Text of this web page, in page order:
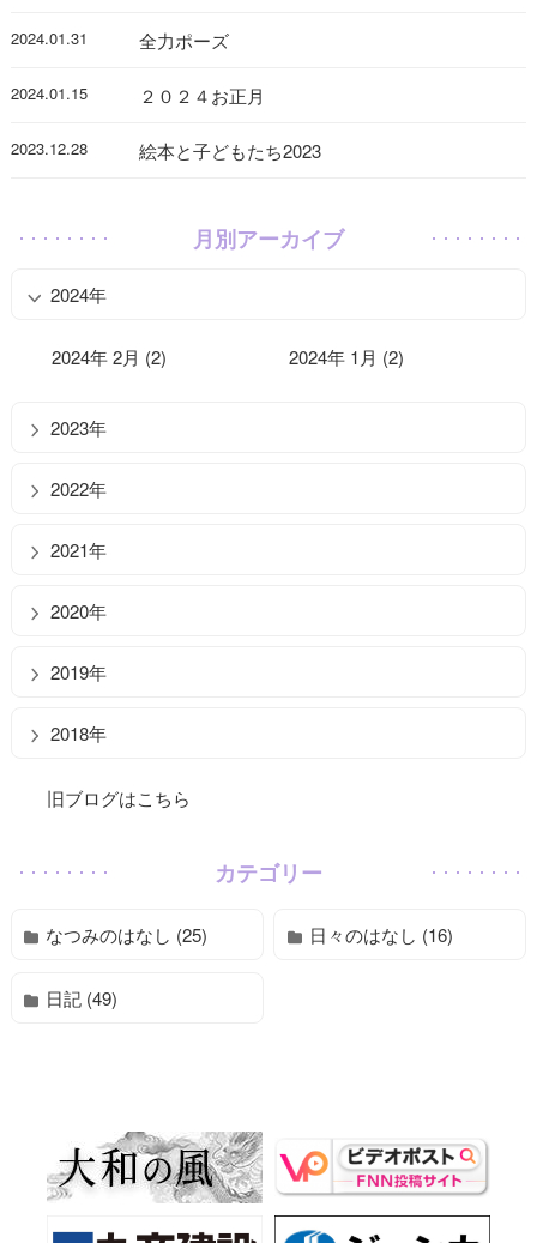
2024.01.31 全力ポーズ
2024.01.15 ２０２４お正月
2023.12.28 絵本と子どもたち2023
月別アーカイブ
2024年
2024年 2月 (2) 2024年 1月 (2)
2023年
2022年
2021年
2020年
2019年
2018年
旧ブログはこちら
カテゴリー
なつみのはなし (25) 日々のはなし (16)
日記 (49)